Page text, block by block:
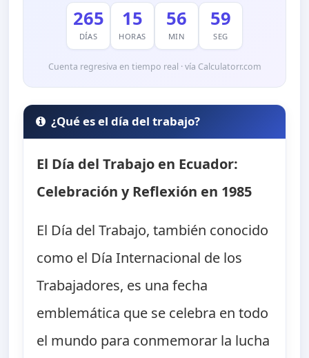
265
DÍAS
15
HORAS
56
MIN
59
SEG
Cuenta regresiva en tiempo real · vía Calculatorr.com
¿Qué es el día del trabajo?
El Día del Trabajo en Ecuador:
Celebración y Reflexión en 1985
El Día del Trabajo, también conocido
como el Día Internacional de los
Trabajadores, es una fecha
emblemática que se celebra en todo
el mundo para conmemorar la lucha